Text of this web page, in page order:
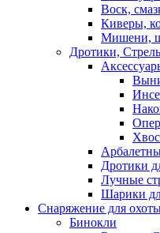
Воск,
Киверы,
Мишени,
Дротики,
Дротики
Лучные
Шарики
Снаряжение для
Бинокли